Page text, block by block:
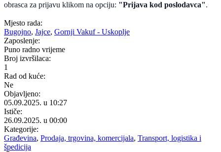
obrasca za prijavu klikom na opciju: "Prijava kod poslodavca".
Mjesto rada:
Bugojno, Jajce, Gornji Vakuf - Uskoplje
Zaposlenje:
Puno radno vrijeme
Broj izvršilaca:
1
Rad od kuće:
Ne
Objavljeno:
05.09.2025. u 10:27
Ističe:
26.09.2025. u 00:00
Kategorije:
Građevina, Prodaja, trgovina, komercijala, Transport, logistika i
špedicija